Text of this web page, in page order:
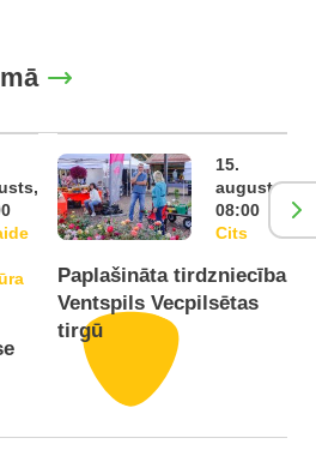
15.
augusts,
08:00
Cits
Paplašināta tirdzniecība
Ventspils Vecpilsētas
tirgū